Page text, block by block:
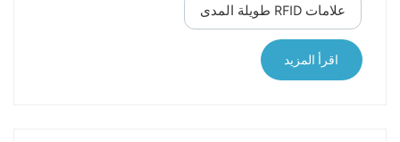
البيانات. وتتميز بمزايا عديدة، منها الكفاءة والدقة
والتشغيل دون تلامس. وعلى عكس الرموز الشريطية
شمولاً، مع الحفاظ على كفاءتها في البيئ...
علامات RFID طويلة المدى
اقرأ المزيد